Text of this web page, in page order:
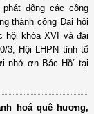
động các công
thành công Đại hội
hội khóa XVI và đại
3, Hội LHPN tỉnh tổ
nhớ ơn Bác Hồ” tại
hoá quê hương,